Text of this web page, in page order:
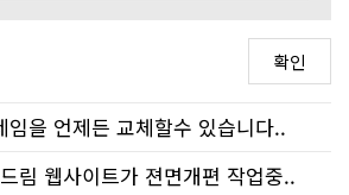
임을 언제든 교체할수 있습니다..
림 웹사이트가 젼면개편 작업중..